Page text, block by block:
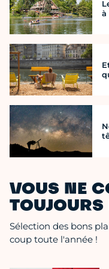
à
VOUS NE
TOUJOURS
Sélection des bons
coup toute l'année !